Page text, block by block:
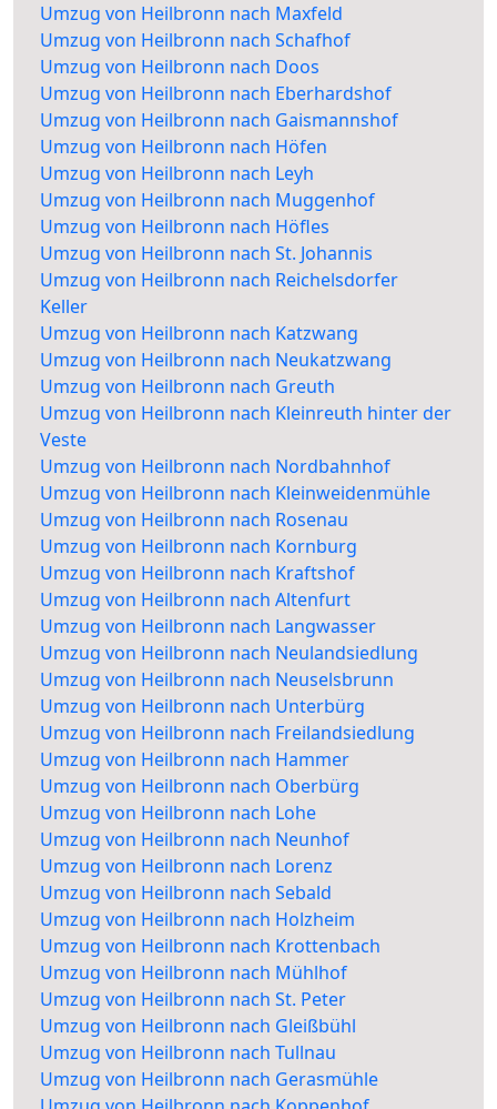
Umzug von Heilbronn nach Maxfeld
Umzug von Heilbronn nach Schafhof
Umzug von Heilbronn nach Doos
Umzug von Heilbronn nach Eberhardshof
Umzug von Heilbronn nach Gaismannshof
Umzug von Heilbronn nach Höfen
Umzug von Heilbronn nach Leyh
Umzug von Heilbronn nach Muggenhof
Umzug von Heilbronn nach Höfles
Umzug von Heilbronn nach St. Johannis
Umzug von Heilbronn nach Reichelsdorfer
Keller
Umzug von Heilbronn nach Katzwang
Umzug von Heilbronn nach Neukatzwang
Umzug von Heilbronn nach Greuth
Umzug von Heilbronn nach Kleinreuth hinter der
Veste
Umzug von Heilbronn nach Nordbahnhof
Umzug von Heilbronn nach Kleinweidenmühle
Umzug von Heilbronn nach Rosenau
Umzug von Heilbronn nach Kornburg
Umzug von Heilbronn nach Kraftshof
Umzug von Heilbronn nach Altenfurt
Umzug von Heilbronn nach Langwasser
Umzug von Heilbronn nach Neulandsiedlung
Umzug von Heilbronn nach Neuselsbrunn
Umzug von Heilbronn nach Unterbürg
Umzug von Heilbronn nach Freilandsiedlung
Umzug von Heilbronn nach Hammer
Umzug von Heilbronn nach Oberbürg
Umzug von Heilbronn nach Lohe
Umzug von Heilbronn nach Neunhof
Umzug von Heilbronn nach Lorenz
Umzug von Heilbronn nach Sebald
Umzug von Heilbronn nach Holzheim
Umzug von Heilbronn nach Krottenbach
Umzug von Heilbronn nach Mühlhof
Umzug von Heilbronn nach St. Peter
Umzug von Heilbronn nach Gleißbühl
Umzug von Heilbronn nach Tullnau
Umzug von Heilbronn nach Gerasmühle